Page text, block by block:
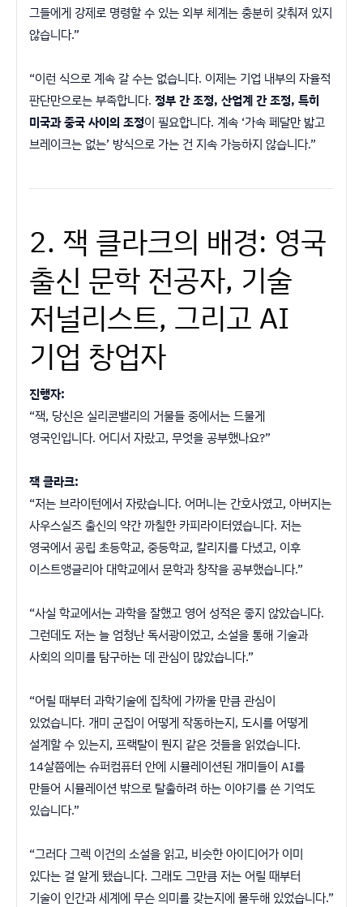
그들에게 강제로 명령할 수 있는 외부 체계는 충분히 갖춰져 있지
않습니다.”
“이런 식으로 계속 갈 수는 없습니다. 이제는 기업 내부의 자율적
판단만으로는 부족합니다. 정부 간 조정, 산업계 간 조정, 특히
미국과 중국 사이의 조정이 필요합니다. 계속 ‘가속 페달만 밟고
브레이크는 없는’ 방식으로 가는 건 지속 가능하지 않습니다.”
2. 잭 클라크의 배경: 영국
출신 문학 전공자, 기술
저널리스트, 그리고 AI
기업 창업자
진행자:
“잭, 당신은 실리콘밸리의 거물들 중에서는 드물게
영국인입니다. 어디서 자랐고, 무엇을 공부했나요?”
잭 클라크:
“저는 브라이턴에서 자랐습니다. 어머니는 간호사였고, 아버지는
사우스실즈 출신의 약간 까칠한 카피라이터였습니다. 저는
영국에서 공립 초등학교, 중등학교, 칼리지를 다녔고, 이후
이스트앵글리아 대학교에서 문학과 창작을 공부했습니다.”
“사실 학교에서는 과학을 잘했고 영어 성적은 좋지 않았습니다.
그런데도 저는 늘 엄청난 독서광이었고, 소설을 통해 기술과
사회의 의미를 탐구하는 데 관심이 많았습니다.”
“어릴 때부터 과학기술에 집착에 가까울 만큼 관심이
있었습니다. 개미 군집이 어떻게 작동하는지, 도시를 어떻게
설계할 수 있는지, 프랙탈이 뭔지 같은 것들을 읽었습니다.
14살쯤에는 슈퍼컴퓨터 안에 시뮬레이션된 개미들이 AI를
만들어 시뮬레이션 밖으로 탈출하려 하는 이야기를 쓴 기억도
있습니다.”
“그러다 그렉 이건의 소설을 읽고, 비슷한 아이디어가 이미
있다는 걸 알게 됐습니다. 그래도 그만큼 저는 어릴 때부터
기술이 인간과 세계에 무슨 의미를 갖는지에 몰두해 있었습니다.”